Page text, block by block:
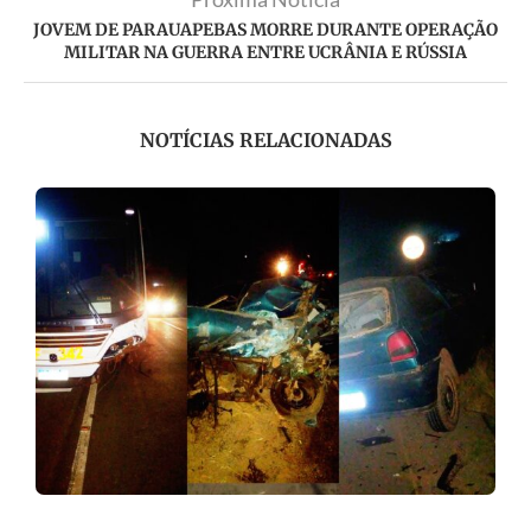
JOVEM DE PARAUAPEBAS MORRE DURANTE OPERAÇÃO
MILITAR NA GUERRA ENTRE UCRÂNIA E RÚSSIA
NOTÍCIAS RELACIONADAS